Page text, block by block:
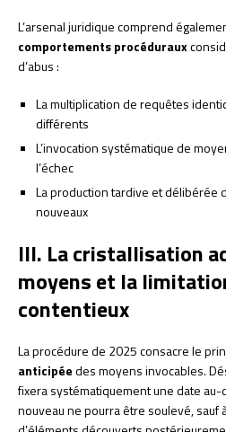
L’arsenal juridique comprend
comportements procéduraux
d’abus :
La multiplication de requêtes
différents
L’invocation systématique de
l’échec
La production tardive et délibérée
nouveaux
III. La cristallisation
moyens et la
contentieux
La procédure de 2025 consacre le
anticipéedes moyens invocables.
fixera systématiquement une date
nouveau ne pourra être soulevé, sauf